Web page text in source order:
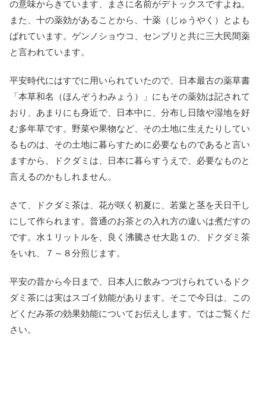
の意味からきています、まさに名前がデトックスですよね。
また、十の薬効があることから、十薬（じゅうやく）とよも
ばれています。ゲンノショウコ、センブリと共に三大民間薬
と言われています。
平安時代にはすでに用いられていたので、日本最古の薬草書
「本草和名（ほんぞうわみょう）」にもその薬効は記されて
おり、あまりにも身近で、日本中に、分布し日陰や湿地を好
む多年草です。野菜や果物など、その土地に生えたりしてい
るものは、その土地に暮らすために必要なものであると言い
ますから、ドクダミは、日本に暮らすうえで、必要なものと
言えるのかもしれません。
さて、ドクダミ茶は、花が咲く初夏に、若葉と茎を天日干し
にして作られます。普通のお茶との入れ方の違いは煮だすの
です。水１リットルを、良く沸騰させ大匙１の、ドクダミ茶
をいれ、７～８分煎じます。
平安の昔から今日まで、日本人に飲みつづけられているドク
ダミ茶には実はスゴイ効能があります。そこで今日は、この
どくだみ茶の効果効能についてお伝えします。ではご覧くだ
さい。